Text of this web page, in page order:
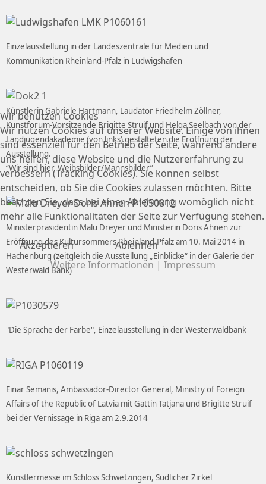
Einzelausstellung in der Landeszentrale für Medien und
Kommunikation Rheinland-Pfalz in Ludwigshafen
Künstlerin Gabriele Hartmann, Laudator Friedhelm Zöllner,
Kunstforum-Vorsitzende Brigitte Struif und Helga Seelbach von der
Landjugendakademie (von links) gestalteten die Eröffnung der
Ausstellung.
“Wir sind hier. Weibsbilder/Mannsbilder”
Ministerpräsidentin Malu Dreyer und Ministerin Doris Ahnen zur
Eröffnung des Kultursommers Rheinland-Pfalz am 10. Mai 2014 in
Hachenburg (zeitgleich die Ausstellung „Einblicke“ in der Galerie der
Westerwald Bank)
"Die Sprache der Farbe", Einzelausstellung in der Westerwaldbank
Einar Semanis, Ambassador-Director General, Ministry of Foreign
Affairs of the Republic of Latvia mit Gattin Tatjana und Brigitte Struif
bei der Vernissage in Riga am 2.9.2014
Künstlermesse im Schloss Schwetzingen, Südlicher Zirkel
Wir benutzen Cookies
Wir nutzen Cookies auf unserer Website. Einige von ihnen
sind essenziell für den Betrieb der Seite, während andere
uns helfen, diese Website und die Nutzererfahrung zu
verbessern (Tracking Cookies). Sie können selbst
entscheiden, ob Sie die Cookies zulassen möchten. Bitte
beachten Sie, dass bei einer Ablehnung womöglich nicht
mehr alle Funktionalitäten der Seite zur Verfügung stehen.
Akzeptieren
Ablehnen
Weitere Informationen | Impressum